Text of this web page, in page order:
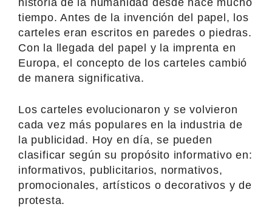
tiempo. Antes de la invención del papel, los
carteles eran escritos en paredes o piedras.
Con la llegada del papel y la imprenta en
Europa, el concepto de los carteles cambió
de manera significativa.
Los carteles evolucionaron y se volvieron
cada vez más populares en la industria de
la publicidad. Hoy en día, se pueden
clasificar según su propósito informativo en:
informativos, publicitarios, normativos,
promocionales, artísticos o decorativos y de
protesta.